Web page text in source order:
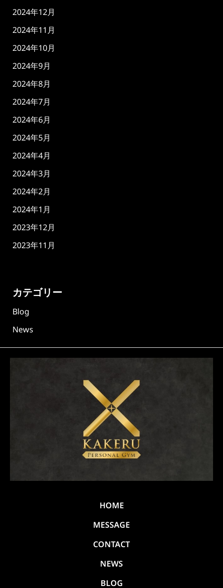
2024年12月
2024年11月
2024年10月
2024年9月
2024年8月
2024年7月
2024年6月
2024年5月
2024年4月
2024年3月
2024年2月
2024年1月
2023年12月
2023年11月
カテゴリー
Blog
News
HOME
MESSAGE
CONTACT
NEWS
BLOG